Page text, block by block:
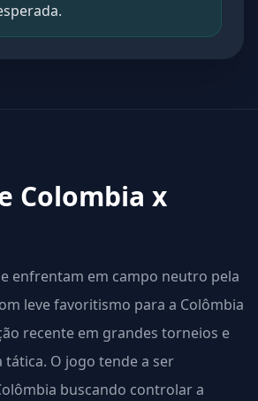
Colombia x
enfrentam em campo neutro pela
leve favoritismo para a Colômbia
recente em grandes torneios e
O jogo tende a ser
buscando controlar a